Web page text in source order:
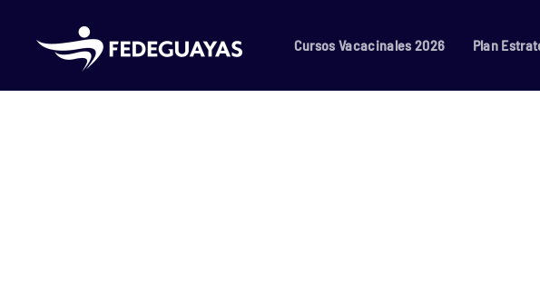
Skip to main content Cursos Vacacinales 2026 Plan